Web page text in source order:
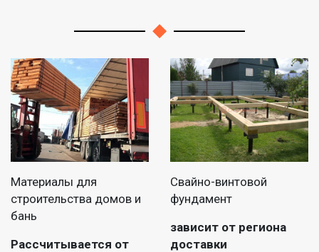
Материалы для
строительства домов и
бань
Рассчитывается от
Свайно-винтовой
фундамент
зависит от региона
доставки